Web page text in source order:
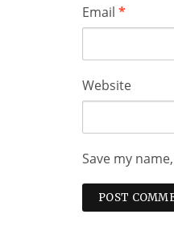
Email *
Website
Save my